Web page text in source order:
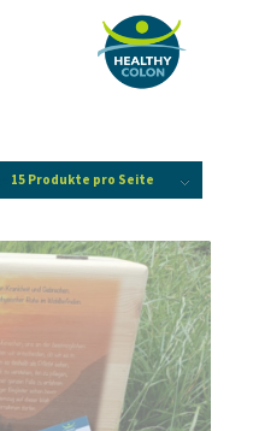
15 Produkte pro Seite